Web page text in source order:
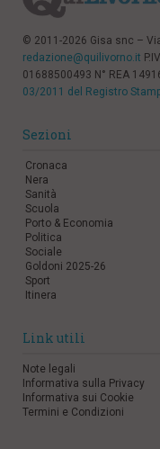
© 2011-2026 Gisa snc –
redazione@quilivorno.it
01688500493 N° REA
03/2011 del Registro
Sezioni
Cronaca
Nera
Sanità
Scuola
Porto & Economia
Politica
Sociale
Goldoni 2025-26
Sport
Itinera
Link utili
Note legali
Informativa sulla Privacy
Informativa sui Cookie
Termini e Condizioni